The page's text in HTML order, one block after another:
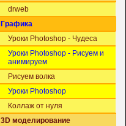
drweb
Графика
Уроки Photoshop - Чудеса
Уроки Photoshop - Рисуем и
анимируем
Рисуем волка
Уроки Photoshop
Коллаж от нуля
3D моделирование